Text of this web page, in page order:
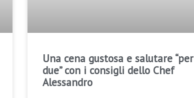
Una cena gustosa e salutare “per
due” con i consigli dello Chef
Alessandro